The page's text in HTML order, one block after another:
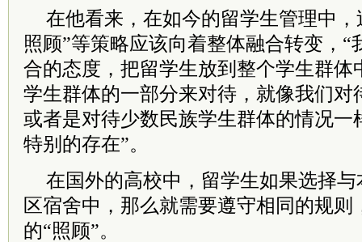
在他看来，在如今的留学生管理中，
照顾”等策略应该向着整体融合转变，“
合的态度，把留学生放到整个学生群体
学生群体的一部分来对待，就像我们对
或者是对待少数民族学生群体的情况一
特别的存在”。
在国外的高校中，留学生如果选择
区宿舍中，那么就需要遵守相同的规则
的“照顾”。